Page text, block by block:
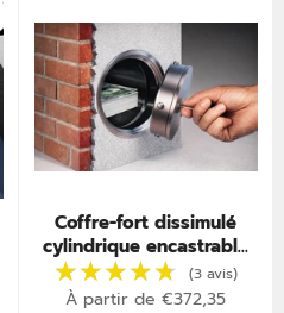
Coffre-fort dissimulé
cylindrique encastrable
dans mur – Cache murale
secrète
À partir de €372,35